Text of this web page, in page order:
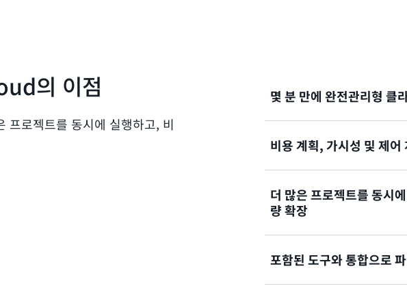
의 이점
프로젝트를 동시에 실행하고, 비
몇 분 만에 완전관리형 클
Deadline Cloud를 사용하면
비용 계획, 가시성 및 제어
프로젝트별 예산 설정 및 사
통해 렌더링 비용을 관리하
더 많은 프로젝트를 동시
량 확장
Deadline Cloud를 사용하면
포함된 도구와 통합으로